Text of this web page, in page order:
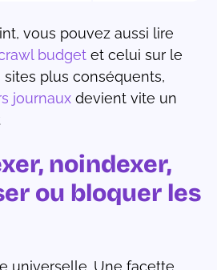
vous pouvez aussi lire
budget et celui sur le
sites plus conséquents,
journaux devient vite un
noindexer,
ou bloquer les
universelle. Une facette